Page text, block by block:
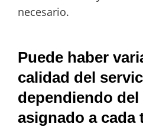
necesario.
Puede haber
calidad del
dependiendo
asignado a cada